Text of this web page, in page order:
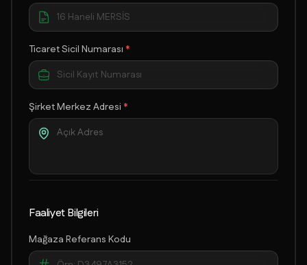
Ticaret Sicil Numarası *
Şirket Merkez Adresi *
Faaliyet Bilgileri
Mağaza Referans Kodu